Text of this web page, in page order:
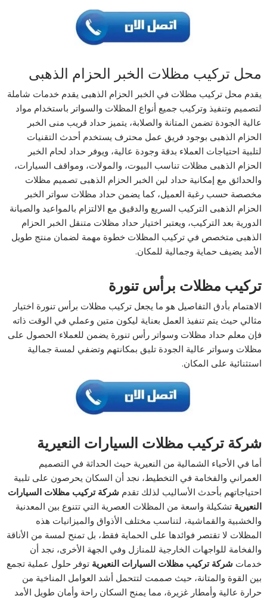
محل تركيب مظلات الخبر الحزام الذهبى
يقدم محل تركيب مظلات في الخبر الحزام الذهبى يقدم خدمات شاملة
لتصميم وتنفيذ وتركيب جميع أنواع المظلات والسواتر باستخدام مواد
عالية الجودة تضمن المتانة والصلابة، يتميز حداد قريب منى الخبر
الحزام الذهبى بوجود فريق عمل محترف يستخدم أحدث التقنيات
لتلبية احتياجات العملاء بدقة وجودة عالية، ويوفر حداد لحام الخبر
الحزام الذهبى مظلات تناسب البيوت، والمولات، ومواقف السيارات،
والحدائق مع إمكانية حداد لبن الخبر الحزام الذهبى تصميم مظلات
مخصصة حسب رغبة العميل، كما يضمن حداد مظلات سواتر الخبر
الحزام الذهبى التركيب السريع والدقيق مع الالتزام بالمواعيد والصيانة
الدورية بعد التركيب، ويعتبر اختيار حداد مظلات متنقل الخبر الحزام
الذهبى متخصص في تركيب المظلات خطوة مهمة لضمان منتج طويل
الأمد يضيف حماية وجمالية للمكان.
تركيب مظلات برأس تنورة
الاهتمام بأدق التفاصيل هو ما يجعل تركيب مظلات برأس تنورة اختيار
مثالي حيث يتم تنفيذ العمل بعناية ليكون متين وعملي في الوقت ذاته
فإن معلم حداد مظلات وسواتر رأس تنورة يضمن للعملاء الحصول على
مظلات وسواتر عالية الجودة تليق بمكانتهم وتضفي لمسة جمالية
استثنائية على المكان.
شركة تركيب مظلات السيارات النعيرية
أما في الأحياء الشمالية من النعيرية حيث الحداثة في التصميم
العمراني والفخامة في التخطيط، نجد أن السكان يحرصون على تلبية
احتياجاتهم بأحدث الأساليب لذلك تقدم شركة تركيب مظلات السيارات
النعيريةتشكيلة واسعة من المظلات العصرية التي تتنوع بين المعدنية
والخشبية والقماشية، لتناسب مختلف الأذواق والميزانيات هذه
المظلات لا تقتصر فوائدها على الحماية فقط، بل تمنح لمسة من الأناقة
والفخامة للواجهات الخارجية للمنازل وفي الجهة الأخرى، نجد أن
خدمات شركة تركيب مظلات السيارات النعيريةتوفر حلول عملية تجمع
بين القوة والمتانة، حيث صممت لتتحمل أشد العوامل المناخية من
حرارة عالية وأمطار غزيرة، مما يمنح السكان راحة وأمان طويل الأمد